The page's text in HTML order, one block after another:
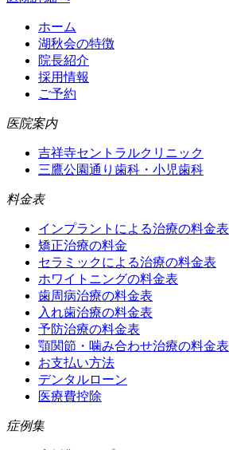
ホーム
湖秋会の特徴
院長紹介
採用情報
ご予約
医院案内
吉祥寺セントラルクリニック
三鷹公園通り歯科・小児歯科
料金表
インプラントによる治療の料金表
矯正治療の料金
セラミックによる治療の料金表
ホワイトニングの料金表
歯周病治療の料金表
入れ歯治療の料金表
予防治療の料金表
顎関節・噛み合わせ治療の料金表
お支払い方法
デンタルローン
医療費控除
症例集